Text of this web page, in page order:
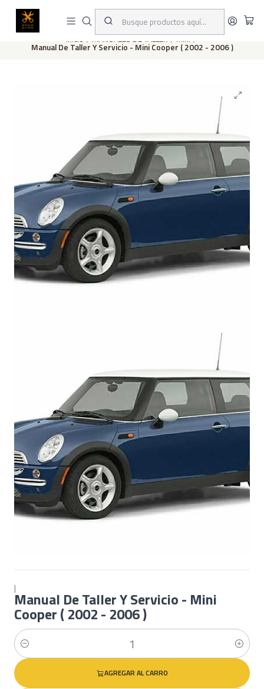
Este es el texto del slide
Inicio MANUALES DE TALLER Mini
Manual De Taller Y Servicio - Mini Cooper ( 2002 - 2006 )
|
Manual De Taller Y Servicio - Mini
Cooper ( 2002 - 2006 )
Cantidad
AGREGAR AL CARRO